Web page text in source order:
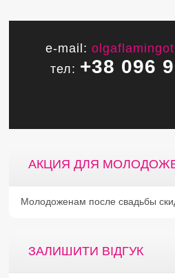
e-mail:
тел: +38 096
АКЦИЯ ДЛЯ
Молодоженам после свадьбы
ЗАЛИШИТИ ВІДГУК